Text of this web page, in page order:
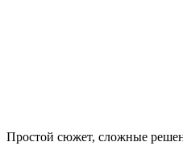
Простой сюжет, сложные